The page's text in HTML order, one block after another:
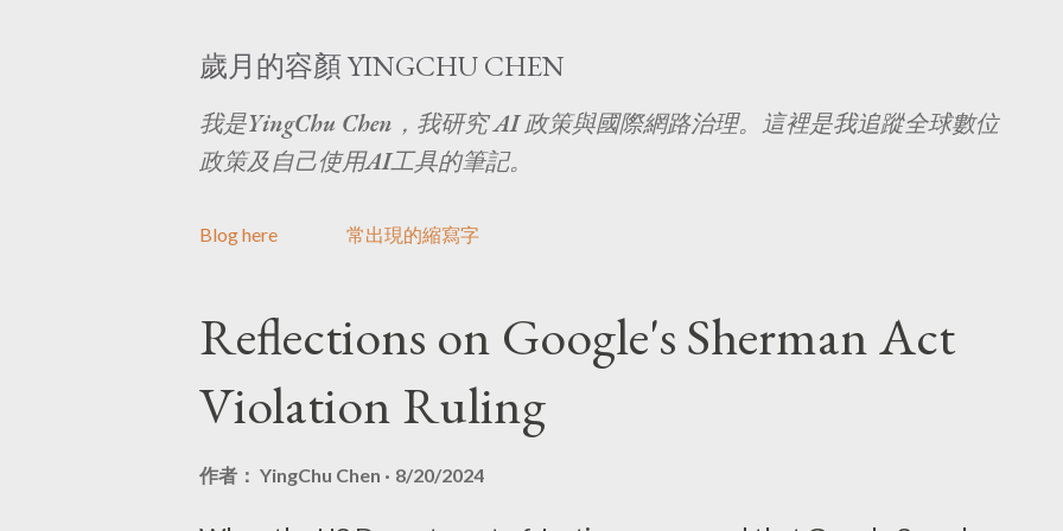
歲月的容顏 YINGCHU CHEN
我是YingChu Chen，我研究 AI 政策與國際網路治理。這裡是我追蹤全球數位
政策及自己使用AI工具的筆記。
Blog here 常出現的縮寫字
Reflections on Google's Sherman Act
Violation Ruling
作者： YingChu Chen 8/20/2024